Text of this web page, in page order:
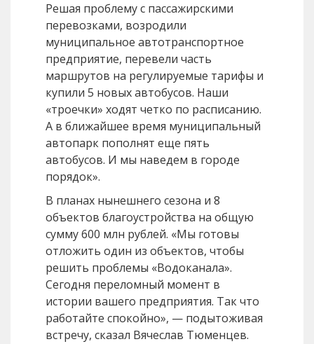
Решая проблему с пассажирскими
перевозками, возродили
муниципальное автотранспортное
предприятие, перевели часть
маршрутов на регулируемые тарифы и
купили 5 новых автобусов. Наши
«троечки» ходят четко по расписанию.
А в ближайшее время муниципальный
автопарк пополнят еще пять
автобусов. И мы наведем в городе
порядок».
В планах нынешнего сезона и 8
объектов благоустройства на общую
сумму 600 млн рублей. «Мы готовы
отложить один из объектов, чтобы
решить проблемы «Водоканала».
Сегодня переломный момент в
истории вашего предприятия. Так что
работайте спокойно», — подытоживая
встречу, сказал Вячеслав Тюменцев.